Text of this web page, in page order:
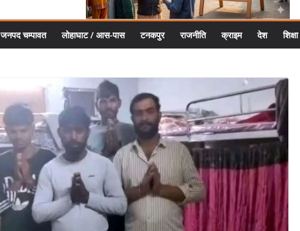
जनपद चम्पावत लोहाघाट / आस-पास टनकपुर राजनीति क्राइम देश शिक्षा